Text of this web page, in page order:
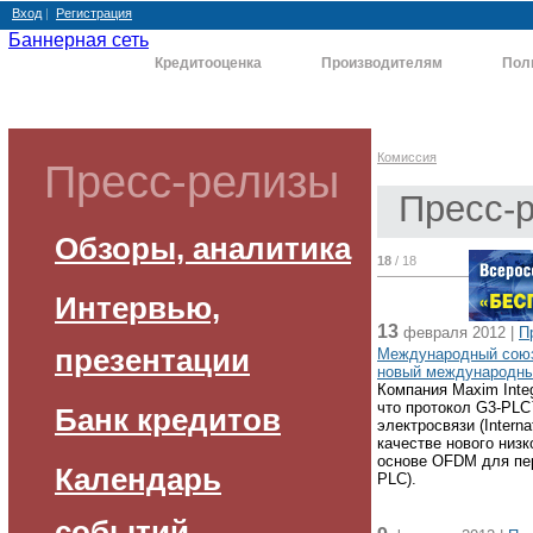
Вход | Регистрация
Баннерная сеть
Кредитооценка Производителям
Пресс-релизы
Обзоры, аналитика
Интервью,
презентации
Банк кредитов
Календарь
Комиссия
Пресс-
18 / 18
13 февраля 2012 |
Международный
новый
Компания Maxim
что протокол G3-
электросвязи
качестве нового
основе OFDM для
PLC).